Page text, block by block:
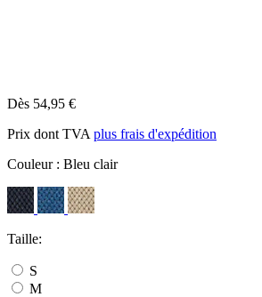
Dès 54,95 €
Prix dont TVA plus frais d'expédition
Couleur : Bleu clair
Taille:
S
M